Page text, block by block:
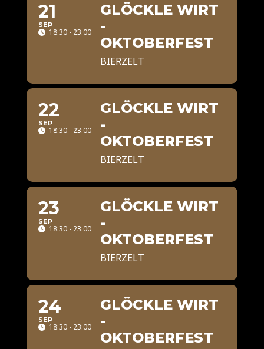
21
SEP
18:30 - 23:00
GLÖCKLE WIRT
-
OKTOBERFEST
BIERZELT
22
SEP
18:30 - 23:00
GLÖCKLE WIRT
-
OKTOBERFEST
BIERZELT
23
SEP
18:30 - 23:00
GLÖCKLE WIRT
-
OKTOBERFEST
BIERZELT
24
SEP
18:30 - 23:00
GLÖCKLE WIRT
-
OKTOBERFEST